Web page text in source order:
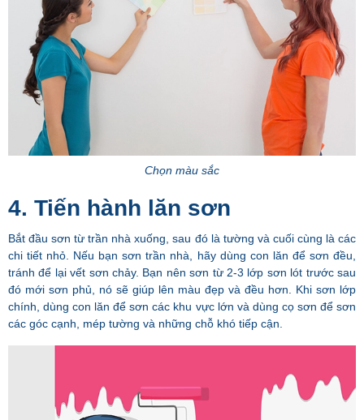
Chọn màu sắc
4. Tiến hành lăn sơn
Bắt đầu sơn từ trần nhà xuống, sau đó là tường và cuối cùng là các
chi tiết nhỏ. Nếu bạn sơn trần nhà, hãy dùng con lăn để sơn đều,
tránh để lại vết sơn chảy. Bạn nên sơn từ 2-3 lớp sơn lót trước sau
đó mới sơn phủ, nó sẽ giúp lên màu đẹp và đều hơn. Khi sơn lớp
chính, dùng con lăn để sơn các khu vực lớn và dùng cọ sơn để sơn
các góc cạnh, mép tường và những chỗ khó tiếp cận.